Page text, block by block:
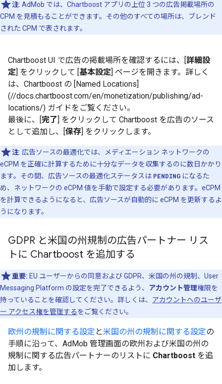
注: AdMob では、Chartboost アプリの上位 3 つの広告掲載場所の
CPM を見積もることができます。その他のすべての場所は、ブレンド
された CPM で表されます。
Chartboost UI で広告の掲載場所を確認するには、[ 詳細設
定 ] をクリックして [ 基本設定 ] ページを開きます。詳しく
は、Chartboost の [Named Locations]
(//docs.chartboost.com/en/monetization/publishing/ad-
locations/) ガイドをご覧ください。
最後に、[ 完了 ] をクリックして Chartboost を広告のソース
として追加し、[ 保存 ] をクリックします。
注: 広告ソースの最適化では、メディエーション ネットワークの
eCPM を正確に計算するために十分なデータを収集するのに数日かかり
ます。その間、広告ソースの最適化ステータスは PENDING になるた
め、ネットワークの eCPM 値を手動で設定する必要があります。eCPM
を計算できるようになると、広告ソースが自動的に eCPM を更新するよ
うになります。
GDPR と米国の州規制の広告パートナー リス
トに Chartboost を追加する
重要: EU ユーザーからの同意および GDPR、米国の州の規制、User
Messaging Platform の設定を完了できるよう、 アカウント管理権限を
持っていることを確認してください。詳しくは、 アカウントへのユーザ
ー アクセス権を管理するをご覧ください。
欧州の規制に関する設定 と米国の州の規制に関する設定の
手順に沿って、AdMob 管理画面の欧州および米国の州の
規制に関する広告パートナーのリストに Chartboost を追
加します。